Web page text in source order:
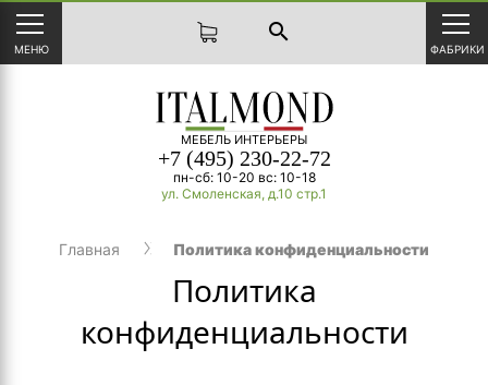
МЕНЮ
search
ФАБРИКИ
МЕБЕЛЬ ИНТЕРЬЕРЫ
+7 (495) 230-22-72
пн-сб: 10-20 вс: 10-18
ул. Смоленская, д.10 стр.1
Главная Политика конфиденциальности
Политика
конфиденциальности